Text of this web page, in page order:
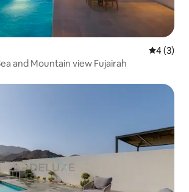
4 (3)
and Mountain view Fujairah